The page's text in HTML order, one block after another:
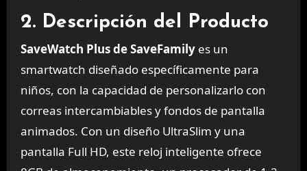
2. Descripción del Producto
SaveWatch Plus de SaveFamilyes un
smartwatch diseñado específicamente para
niños, con la capacidad de personalizarlo con
correas intercambiables y fondos de pantalla
animados. Con un diseño UltraSlim y una
pantalla Full HD, este reloj inteligente ofrece